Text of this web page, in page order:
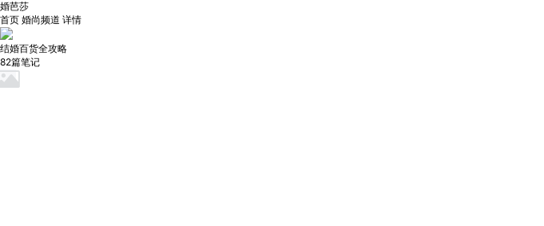
婚芭莎
首页 婚尚频道 详情
结婚百货全攻略
82篇笔记